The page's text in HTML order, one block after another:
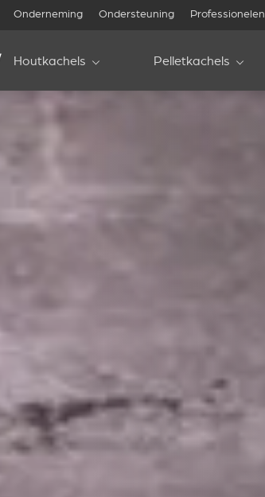
Onderneming Ondersteuning Professionelen
Houtkachels Pelletkachels